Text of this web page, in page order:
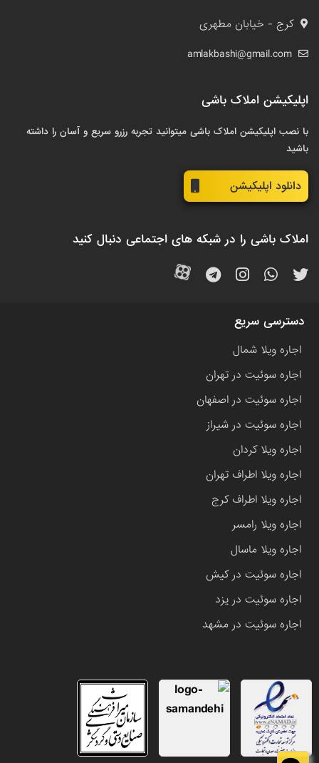
کرج - خیابان مطهری
amlakbashi@gmail.com
اپلیکیشن املاک باشی
با نصب اپلیکیشن املاک باشی میتوانید تجربه رزرو سریع و آسان را داشته
باشید
دانلود اپلیکیشن
املاک باشی را در شبکه های اجتماعی دنبال کنید
دسترسی سریع
اجاره ویلا شمال
اجاره سوئیت در تهران
اجاره سوئیت در اصفهان
اجاره سوئیت در شیراز
اجاره ویلا کردان
اجاره ویلا اطراف تهران
اجاره ویلا اطراف کرج
اجاره ویلا رامسر
اجاره ویلا ماسال
اجاره سوئیت در کیش
اجاره سوئیت در یزد
اجاره سوئیت در مشهد